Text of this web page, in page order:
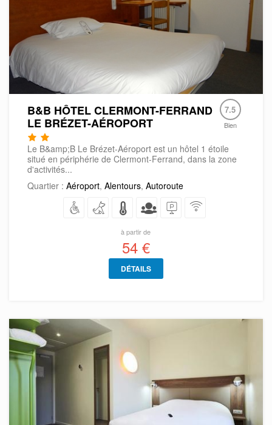
B&B HÔTEL CLERMONT-FERRAND
LE BRÉZET-AÉROPORT
7.5
Bien
Le B&amp;B Le Brézet-Aéroport est un hôtel 1 étoile
situé en périphérie de Clermont-Ferrand, dans la zone
d'activités...
Quartier : Aéroport, Alentours, Autoroute
à partir de
54 €
DÉTAILS